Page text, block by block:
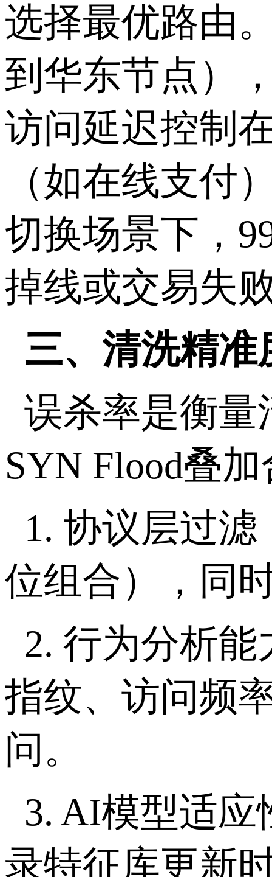
选择最优路由
到华东节点）
访问延迟控制
（如在线支付
切换场景下，
掉线或交易失
三、清洗精准
误杀率是衡量
SYN Flood叠加
1. 协议层过滤
位组合），同
2. 行为分析能
指纹、访问频
问。
3. AI模型适应
录特征库更新